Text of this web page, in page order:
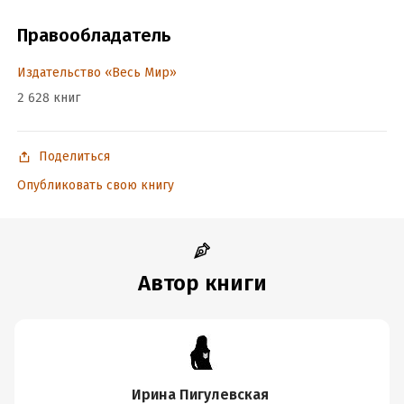
Подробная информация
Дата написания:1 января 2025
Год издания:
Правообладатель
Издательство «Весь Мир»
2 628 книг
Поделиться
Опубликовать свою книгу
Автор книги
Ирина Пигулевская